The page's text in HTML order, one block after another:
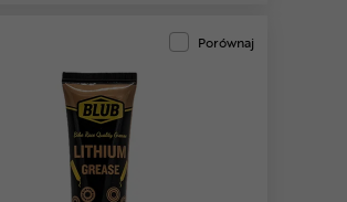
Porównaj